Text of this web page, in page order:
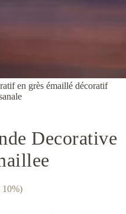
Decorative
10%)